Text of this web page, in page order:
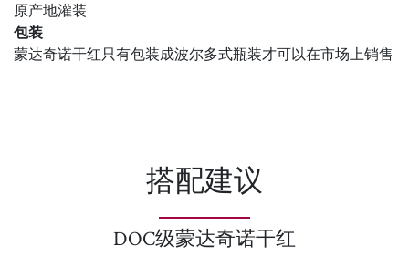
原产地灌装
包装
蒙达奇诺干红只有包装成波尔多式瓶装才可以在市场上销售
搭配建议
DOC级蒙达奇诺干红